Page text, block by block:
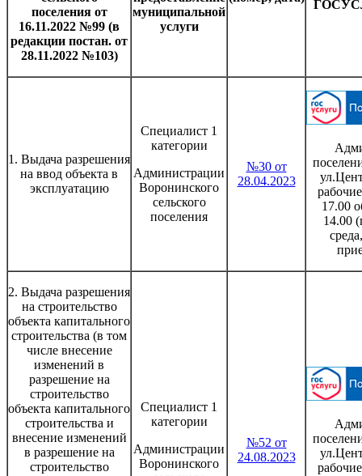
поселения от
16.11.2022 №99 (в
редакции постан. от
28.11.2022 №103)
муниципальной
услуги
1. Выдача разрешения
на ввод объекта в
эксплуатацию
Специалист 1
категории
Администрации
Воронинского
сельского
поселения
№30 от
28.04.2023
17.00
14.00
2. Выдача разрешения
на строительство
объекта капитального
строительства (в том
числе внесение
изменений в
разрешение на
строительство
объекта капитального
строительства и
внесение изменений
в разрешение на
строительство
Специалист 1
категории
Администрации
Воронинского
№52 от
24.08.2023